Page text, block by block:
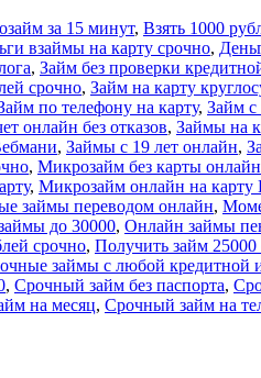
за 15 минут, Взять 1000
взаймы на карту срочно,
, Займ без проверки
срочно, Займ на карту
по телефону на карту, Займ
онлайн без отказов, Займы на
, Займы с 19 лет онлайн,
, Микрозайм без карты онлайн
, Микрозайм онлайн на карту
займы переводом онлайн,
до 30000, Онлайн займы
срочно, Получить займ 25000
займы с любой кредитной
, Срочный займ без паспорта,
на месяц, Срочный займ на